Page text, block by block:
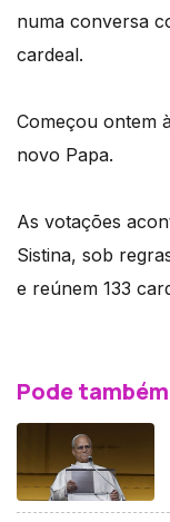
numa conversa
cardeal.
Começou ontem
novo Papa.
As votações
Sistina, sob
e reúnem 133
Pode